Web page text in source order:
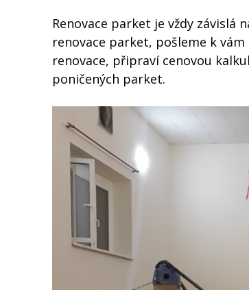
Renovace parket je vždy
renovace parket, pošleme k
renovace, připraví cenovou
poničených parket.